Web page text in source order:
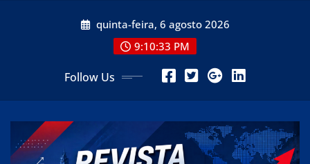
quinta-feira, 6 agosto 2026
9:10:35 PM
Follow Us